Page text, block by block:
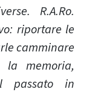
R.A.Ro.
riportare le
camminare
memoria,
passato in